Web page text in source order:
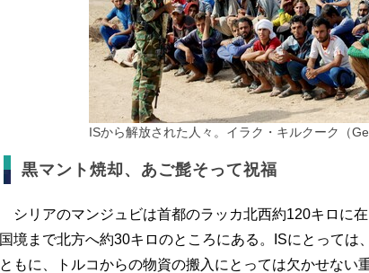
ISから解放された人々。イラク・キルクーク（
黒マント焼却、あご髭そって祝福
シリアのマンジュビは首都のラッカ北西約120キロに
国境まで北方へ約30キロのところにある。ISにとっては
ともに、トルコからの物資の搬入にとっては欠かせない